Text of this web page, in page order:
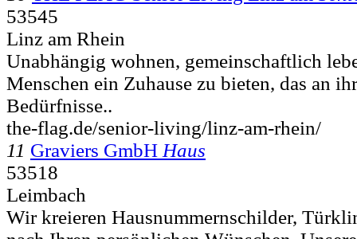
53545
Linz am Rhein
Unabhängig wohnen, gemeinschaftlich
Menschen ein Zuhause zu bieten, das an
Bedürfnisse..
the-flag.de/senior-living/linz-am-rhein/
11 Graviers GmbH Haus
53518
Leimbach
Wir kreieren Hausnummernschilder,